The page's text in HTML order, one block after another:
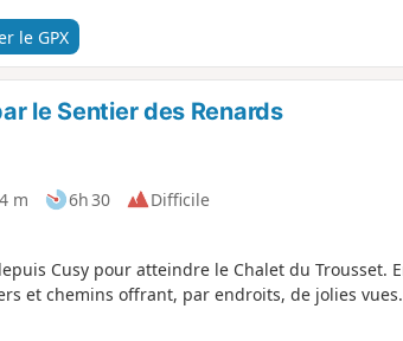
le GPX
le Sentier des Renards
m 6h 30
Difficile
Cusy pour atteindre le Chalet du Trousset.
et chemins offrant, par endroits, de jolies